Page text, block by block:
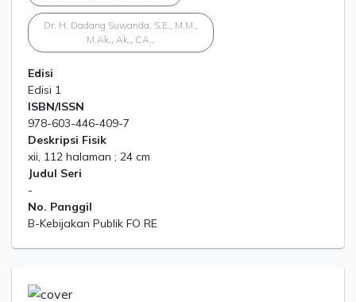
Dr. H. Dadang Suwanda, S.E., M.M.,
M.Ak., Ak., CA.,
Edisi
Edisi 1
ISBN/ISSN
978-603-446-409-7
Deskripsi Fisik
xii, 112 halaman ; 24 cm
Judul Seri
-
No. Panggil
B-Kebijakan Publik FO RE